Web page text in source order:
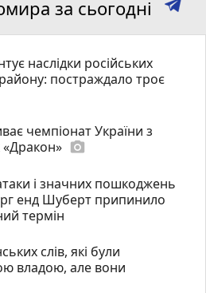
за сьогодні
наслідки російських
постраждало троє
чемпіонат України з
«Дракон» photo_camera
і значних пошкоджень
енд Шуберт припинило
термін
слів, які були
владою, але вони